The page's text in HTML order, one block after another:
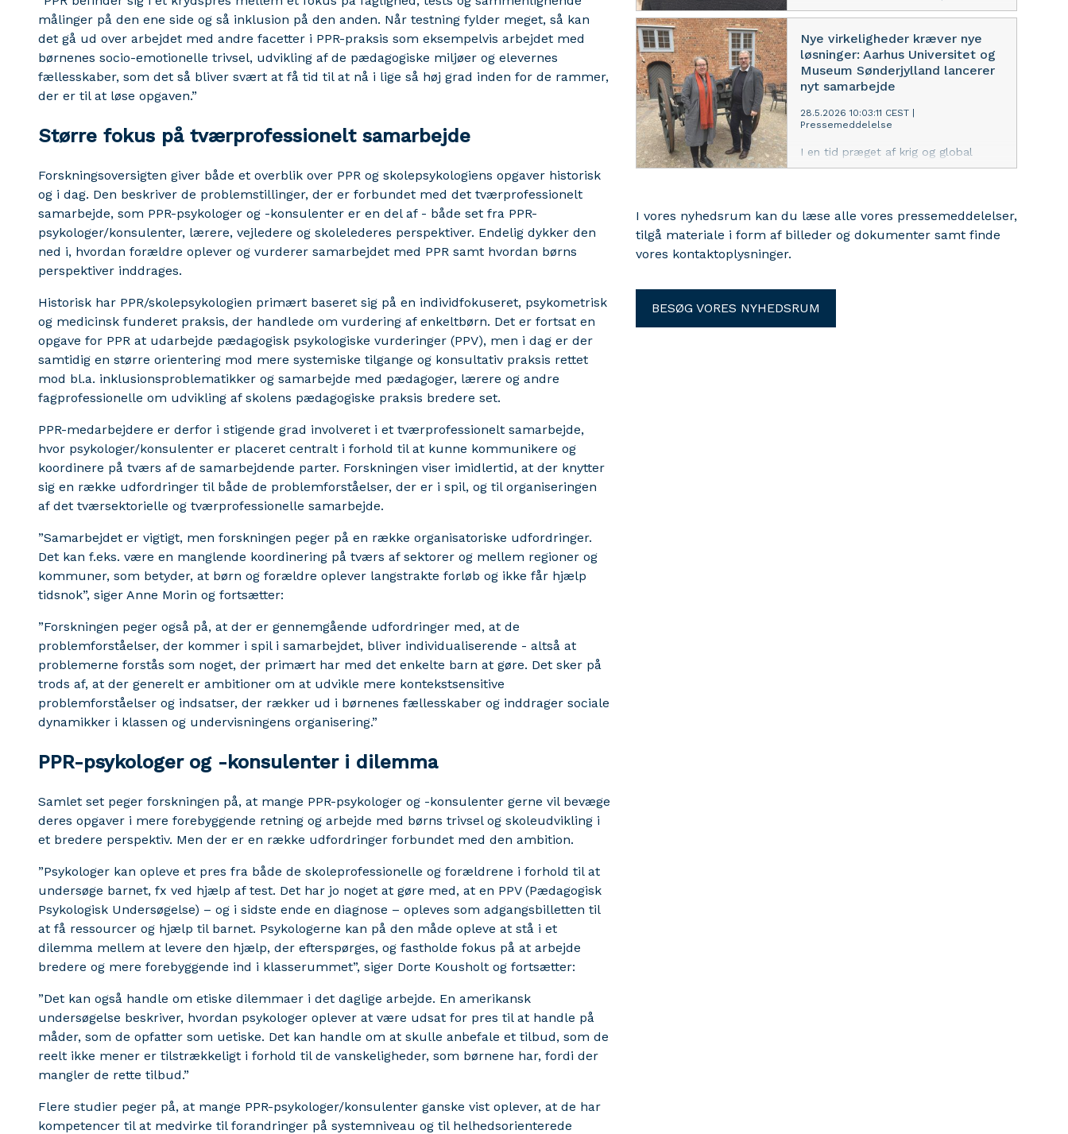
målinger på den ene side og så inklusion på den anden. Når testning fylder meget, så kan
det gå ud over arbejdet med andre facetter i PPR-praksis som eksempelvis arbejdet med
børnenes socio-emotionelle trivsel, udvikling af de pædagogiske miljøer og elevernes
fællesskaber, som det så bliver svært at få tid til at nå i lige så høj grad inden for de rammer,
der er til at løse opgaven.”
Større fokus på tværprofessionelt samarbejde
Forskningsoversigten giver både et overblik over PPR og skolepsykologiens opgaver historisk
og i dag. Den beskriver de problemstillinger, der er forbundet med det tværprofessionelt
samarbejde, som PPR-psykologer og -konsulenter er en del af - både set fra PPR-
psykologer/konsulenter, lærere, vejledere og skolelederes perspektiver. Endelig dykker den
ned i, hvordan forældre oplever og vurderer samarbejdet med PPR samt hvordan børns
perspektiver inddrages.
Historisk har PPR/skolepsykologien primært baseret sig på en individfokuseret, psykometrisk
og medicinsk funderet praksis, der handlede om vurdering af enkeltbørn. Det er fortsat en
opgave for PPR at udarbejde pædagogisk psykologiske vurderinger (PPV), men i dag er der
samtidig en større orientering mod mere systemiske tilgange og konsultativ praksis rettet
mod bl.a. inklusionsproblematikker og samarbejde med pædagoger, lærere og andre
fagprofessionelle om udvikling af skolens pædagogiske praksis bredere set.
PPR-medarbejdere er derfor i stigende grad involveret i et tværprofessionelt samarbejde,
hvor psykologer/konsulenter er placeret centralt i forhold til at kunne kommunikere og
koordinere på tværs af de samarbejdende parter. Forskningen viser imidlertid, at der knytter
sig en række udfordringer til både de problemforståelser, der er i spil, og til organiseringen
af det tværsektorielle og tværprofessionelle samarbejde.
”Samarbejdet er vigtigt, men forskningen peger på en række organisatoriske udfordringer.
Det kan f.eks. være en manglende koordinering på tværs af sektorer og mellem regioner og
kommuner, som betyder, at børn og forældre oplever langstrakte forløb og ikke får hjælp
tidsnok”, siger Anne Morin og fortsætter:
”Forskningen peger også på, at der er gennemgående udfordringer med, at de
problemforståelser, der kommer i spil i samarbejdet, bliver individualiserende - altså at
problemerne forstås som noget, der primært har med det enkelte barn at gøre. Det sker på
trods af, at der generelt er ambitioner om at udvikle mere kontekstsensitive
problemforståelser og indsatser, der rækker ud i børnenes fællesskaber og inddrager sociale
dynamikker i klassen og undervisningens organisering.”
PPR-psykologer og -konsulenter i dilemma
Samlet set peger forskningen på, at mange PPR-psykologer og -konsulenter gerne vil bevæge
deres opgaver i mere forebyggende retning og arbejde med børns trivsel og skoleudvikling i
et bredere perspektiv. Men der er en række udfordringer forbundet med den ambition.
”Psykologer kan opleve et pres fra både de skoleprofessionelle og forældrene i forhold til at
undersøge barnet, fx ved hjælp af test. Det har jo noget at gøre med, at en PPV (Pædagogisk
Psykologisk Undersøgelse) – og i sidste ende en diagnose – opleves som adgangsbilletten til
at få ressourcer og hjælp til barnet. Psykologerne kan på den måde opleve at stå i et
dilemma mellem at levere den hjælp, der efterspørges, og fastholde fokus på at arbejde
bredere og mere forebyggende ind i klasserummet”, siger Dorte Kousholt og fortsætter:
”Det kan også handle om etiske dilemmaer i det daglige arbejde. En amerikansk
undersøgelse beskriver, hvordan psykologer oplever at være udsat for pres til at handle på
måder, som de opfatter som uetiske. Det kan handle om at skulle anbefale et tilbud, som de
reelt ikke mener er tilstrækkeligt i forhold til de vanskeligheder, som børnene har, fordi der
mangler de rette tilbud.”
Flere studier peger på, at mange PPR-psykologer/konsulenter ganske vist oplever, at de har
kompetencer til at medvirke til forandringer på systemniveau og til helhedsorienterede
Andersen fra Aarhus Universitet er
Science Diplomacy Alliance sammen
med Maria Rentetzi fra Friedrich-
Alexander-Universität Erlangen-
Nürnberg. De skal arbejde for at
styrke videnskabsdiplomati i Europa
og udbygge samarbejdet med
Nye virkeligheder kræver nye
løsninger: Aarhus Universitet og
Museum Sønderjylland lancerer
nyt samarbejde
28.5.2026 10:03:11 CEST
Pressemeddelelse
I en tid præget af krig og global
usikkerhed udbygger Aarhus
formidling og offentlig debat, der
skal bringe historiske erfaringer med
I vores nyhedsrum kan du læse alle vores pressemeddelelser,
tilgå materiale i form af billeder og dokumenter samt finde
vores kontaktoplysninger.
BESØG VORES NYHEDSRUM